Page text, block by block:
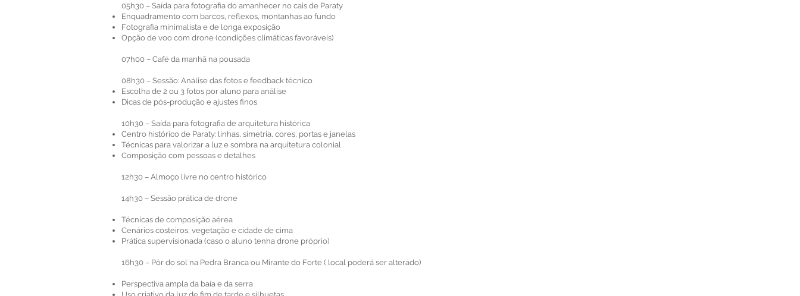
05h30 – Saída para fotografia do amanhecer no cais de Paraty
Enquadramento com barcos, reflexos, montanhas ao fundo
Fotografia minimalista e de longa exposição
Opção de voo com drone (condições climáticas favoráveis)
07h00 – Café da manhã na pousada
08h30 – Sessão: Análise das fotos e feedback técnico
Escolha de 2 ou 3 fotos por aluno para análise
Dicas de pós-produção e ajustes finos
10h30 – Saída para fotografia de arquitetura histórica
Centro histórico de Paraty: linhas, simetria, cores, portas e janelas
Técnicas para valorizar a luz e sombra na arquitetura colonial
Composição com pessoas e detalhes
12h30 – Almoço livre no centro histórico
14h30 – Sessão prática de drone
Técnicas de composição aérea
Cenários costeiros, vegetação e cidade de cima
Prática supervisionada (caso o aluno tenha drone próprio)
16h30 – Pôr do sol na Pedra Branca ou Mirante do Forte ( local poderá ser alterado)
Perspectiva ampla da baía e da serra